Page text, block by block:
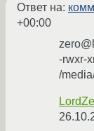
Ответ на:
+00:00
-rwxr-
/